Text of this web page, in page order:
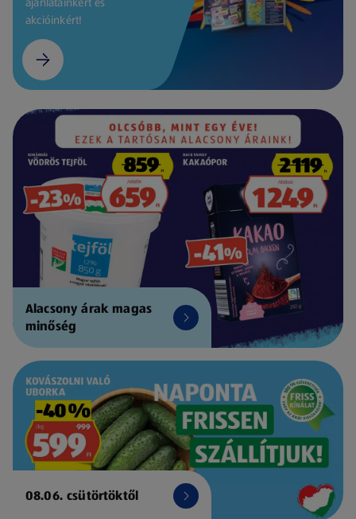
akcióinkért!
Alacsony árak magas
minőség
08.06. csütörtöktől